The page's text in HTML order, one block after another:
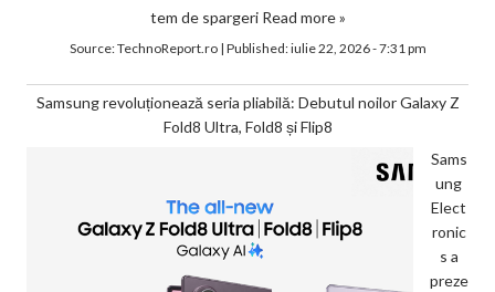
tem de spargeri Read more »
Source:TechnoReport.ro| Published:iulie 22, 2026 - 7:31 pm
Samsung revoluționează seria pliabilă: Debutul noilor Galaxy Z
Fold8 Ultra, Fold8 și Flip8
Sams
ung
Elect
ronic
s a
preze